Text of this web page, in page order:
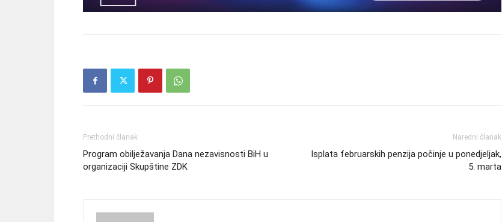
Prethodni članak
Program obilježavanja Dana nezavisnosti BiH u
organizaciji Skupštine ZDK
Naredni članak
Isplata februarskih penzija počinje u ponedjeljak,
5. marta